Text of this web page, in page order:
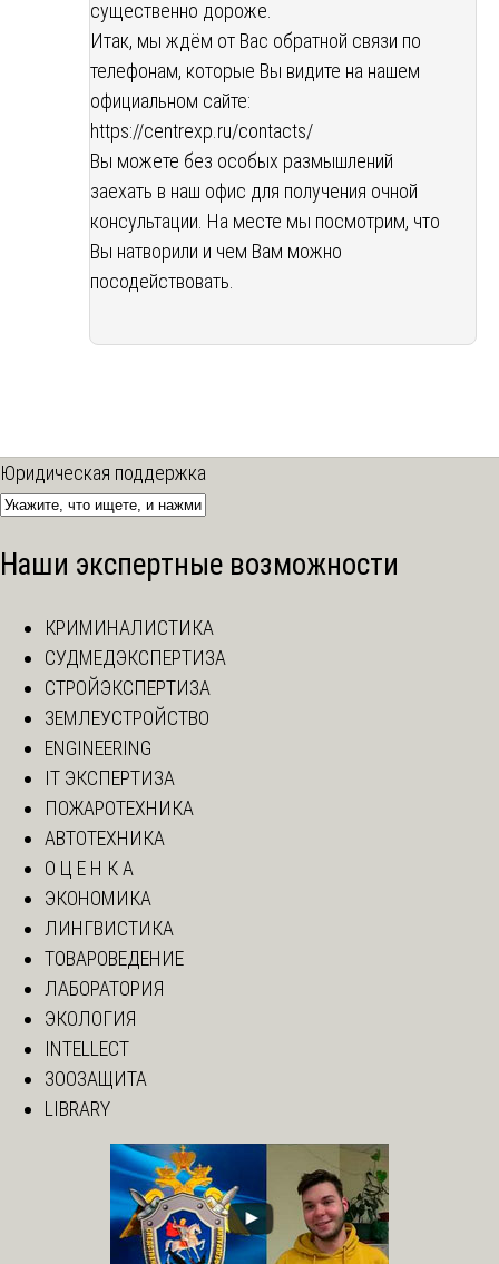
существенно дороже.
Итак, мы ждём от Вас обратной связи по
телефонам, которые Вы видите на нашем
официальном сайте:
https://centrexp.ru/contacts/
Вы можете без особых размышлений
заехать в наш офис для получения очной
консультации. На месте мы посмотрим, что
Вы натворили и чем Вам можно
посодействовать.
Юридическая поддержка
Наши экспертные возможности
КРИМИНАЛИСТИКА
СУДМЕДЭКСПЕРТИЗА
СТРОЙЭКСПЕРТИЗА
ЗЕМЛЕУСТРОЙСТВО
ENGINEERING
IT ЭКСПЕРТИЗА
ПОЖАРОТЕХНИКА
АВТОТЕХНИКА
О Ц Е Н К А
ЭКОНОМИКА
ЛИНГВИСТИКА
ТОВАРОВЕДЕНИЕ
ЛАБОРАТОРИЯ
ЭКОЛОГИЯ
INTELLECT
ЗООЗАЩИТА
LIBRARY